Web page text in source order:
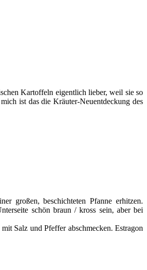
Kartoffeln eigentlich lieber, weil sie so
ist das die Kräuter-Neuentdeckung des
großen, beschichteten Pfanne erhitzen.
schön braun / kross sein, aber bei
Salz und Pfeffer abschmecken. Estragon